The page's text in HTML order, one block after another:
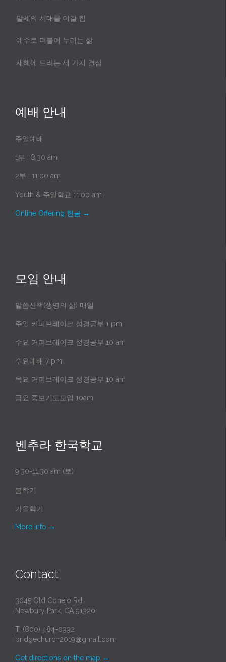
말세의 시대를 이길 힘
예수로 더불어 누리는 삶
새해에 드리는 세 가지 결심
예배 안내
주일예배
1부 : 8:30 am
2부 : 11:00 am
Youth & 주일학교 11:00 am
Online Offering 헌금 →
모임 안내
말씀산책(생명의 삶) 매일
주일 커피브레이크 성경공부 1 pm
수요 커피브레이크 성경공부 10 am
수요예배 7 pm
목요 커피브레이크 성경공부 10 am
금요 중보기도모임 10am
벤추라 한국학교
9:30-11:30 am (토)
봄학기
가을학기
More info →
Contact
3045 Old Conejo Rd.
Newbury Park, CA 91320
T. (800) 484-0992
bridgechurch2019@gmail.com
Get directions on the map →